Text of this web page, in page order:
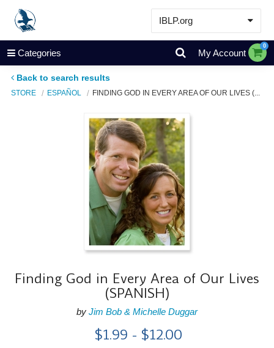
IBLP.org
Learn
Events & Resources
About
Categories My Account
0
Back to search results
STORE ESPAÑOL FINDING GOD IN EVERY AREA OF OUR LIVES (...
Finding God in Every Area of Our Lives
(SPANISH)
by Jim Bob & Michelle Duggar
$1.99 - $12.00